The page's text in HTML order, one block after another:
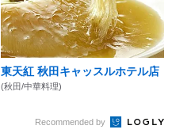
東天紅 秋田キャッスルホテル店
(秋田/中華料理)
Recommended by